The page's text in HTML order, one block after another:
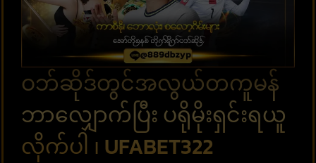
ဝဘ်ဆိုဒ်တွင်အလွယ်တကူမန်
ဘာလျှောက်ပြီး ပရိုမိုးရှင်းရယူ
လိုက်ပါ ၊ UFABET322